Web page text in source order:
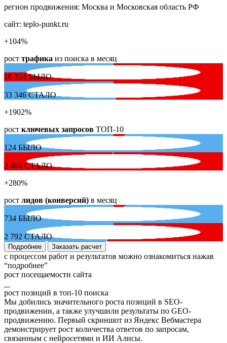
регион продвижения: Москва и Московская область РФ
сайт: teplo-punkt.ru
+104%
рост трафика из поиска в месяц
16 324БЫЛО
33 346СТАЛО
+1902%
рост ключевых запросов ТОП-10
124 БЫЛО
2 484 СТАЛО
+280%
рост лидов (конверсий) в месяц
734 БЫЛО
2 792 СТАЛО
Подробнее Заказать расчет
с процессом работ и результатов можно ознакомиться нажав
“подробнее”
рост посещаемости сайта
рост позиций в топ-10 поиска
Мы добились значительного роста позиций в SEO-
продвижении, а также улучшили результаты по GEO-
продвижению. Первый скриншот из Яндекс Вебмастера
демонстрирует рост количества ответов по запросам,
связанным с нейросетями и ИИ Алисы.